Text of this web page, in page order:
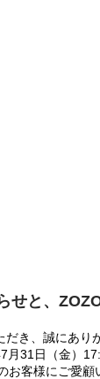
せと、
き、誠にあり
月31日（金）
お客様にご愛